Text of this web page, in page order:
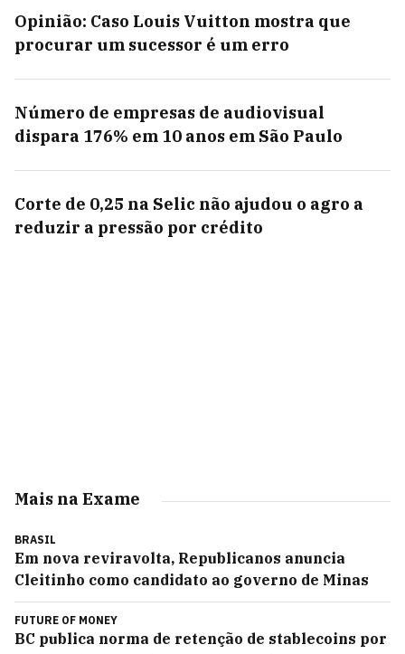
Opinião: Caso Louis Vuitton mostra que
procurar um sucessor é um erro
Número de empresas de audiovisual
dispara 176% em 10 anos em São Paulo
Corte de 0,25 na Selic não ajudou o agro a
reduzir a pressão por crédito
Mais na Exame
BRASIL
Em nova reviravolta, Republicanos anuncia
Cleitinho como candidato ao governo de Minas
FUTURE OF MONEY
BC publica norma de retenção de stablecoins por